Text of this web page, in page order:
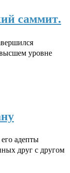
саммит.
уровне
адепты
друг с другом